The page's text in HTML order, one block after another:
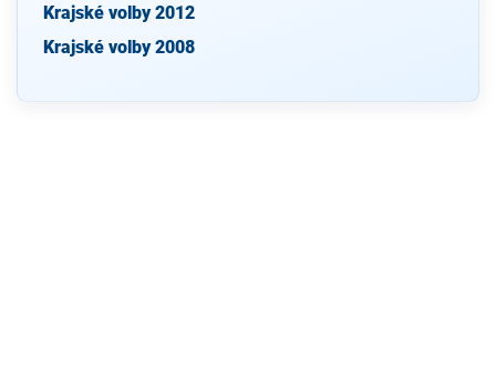
Krajské volby 2012
Krajské volby 2008